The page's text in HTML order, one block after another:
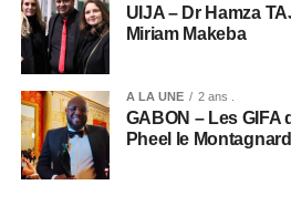
UIJA – Dr Hamza
Miriam Makeba
A LA UNE 2 ans .
GABON – Les GIFA
Pheel le Montagnard